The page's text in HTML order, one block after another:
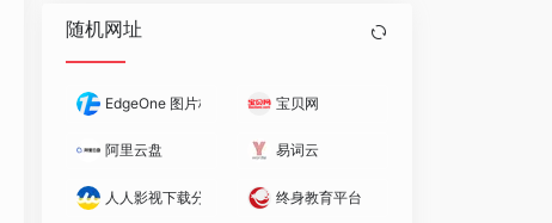
随机网址
EdgeOne 图片格式转换 宝贝网
阿里云盘 易词云
人人影视下载分享 终身教育平台